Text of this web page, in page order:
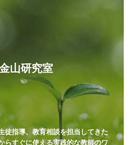
山研究室
徒指導、教育相談を担当してきた
らすぐに使える実践的な教師のワ